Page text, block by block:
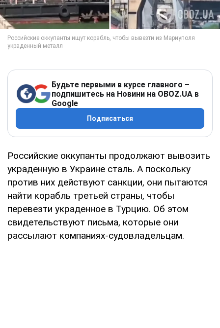
Будьте первыми в курсе главного –
подпишитесь на Новини на OBOZ.UA в
Google
Подписаться
Российские оккупанты продолжают вывозить
украденную в Украине сталь. А поскольку
против них действуют санкции, они пытаются
найти корабль третьей страны, чтобы
перевезти украденное в Турцию. Об этом
свидетельствуют письма, которые они
рассылают компаниях-судовладельцам.